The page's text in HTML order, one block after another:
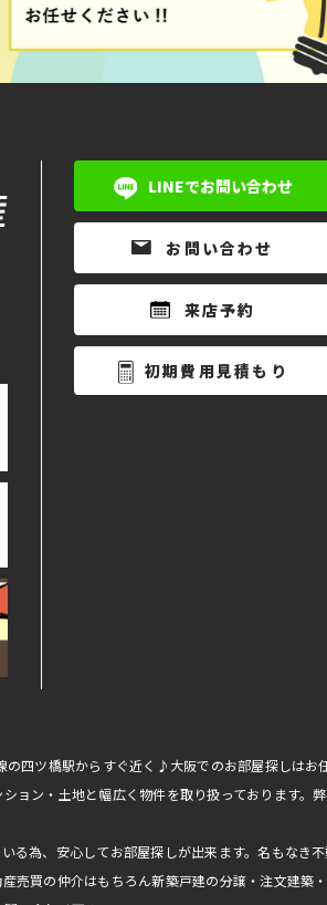
LINEでお問い合わせ
お問い合わせ
来店予約
初期費用見積もり
四ツ橋駅からすぐ近く♪大阪でのお部屋探しは
ョン・土地と幅広く物件を取り扱っております
る為、安心してお部屋探しが出来ます。名もな
売買の仲介はもちろん新築戸建の分譲・注文建